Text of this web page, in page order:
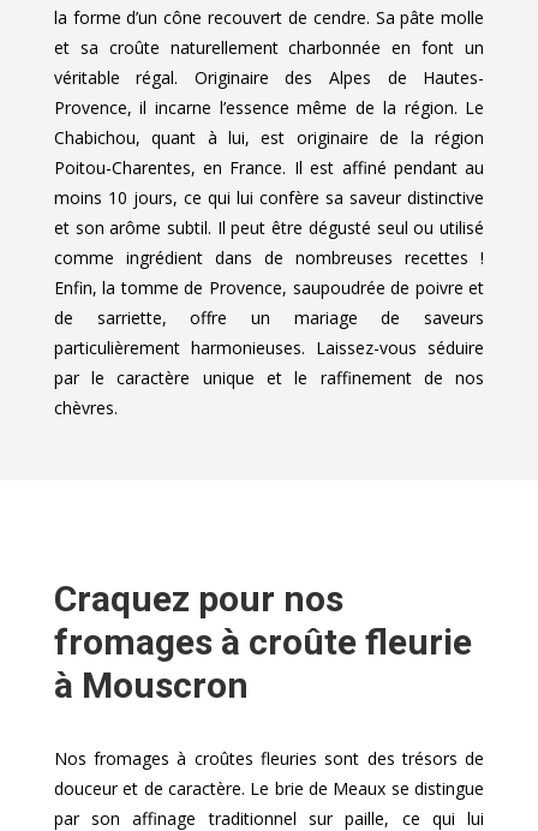
la forme d’un cône recouvert de cendre. Sa pâte molle
et sa croûte naturellement charbonnée en font un
véritable régal. Originaire des Alpes de Hautes-
Provence, il incarne l’essence même de la région. Le
Chabichou, quant à lui, est originaire de la région
Poitou-Charentes, en France. Il est affiné pendant au
moins 10 jours, ce qui lui confère sa saveur distinctive
et son arôme subtil. Il peut être dégusté seul ou utilisé
comme ingrédient dans de nombreuses recettes !
Enfin, la tomme de Provence, saupoudrée de poivre et
de sarriette, offre un mariage de saveurs
particulièrement harmonieuses. Laissez-vous séduire
par le caractère unique et le raffinement de nos
chèvres.
Craquez pour nos
fromages à croûte fleurie
à Mouscron
Nos fromages à croûtes fleuries sont des trésors de
douceur et de caractère. Le brie de Meaux se distingue
par son affinage traditionnel sur paille, ce qui lui